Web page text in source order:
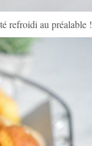
refroidi au préalable !